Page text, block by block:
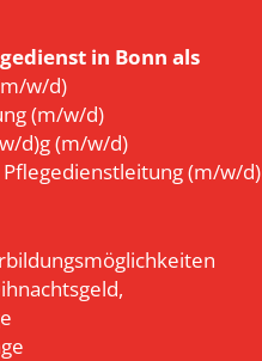
in Bonn als
w/d)
(m/w/d)
d)g (m/w/d)
(m/w/d)